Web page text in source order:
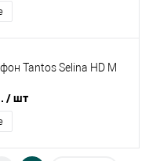
Tantos Selina HD M
/ шт